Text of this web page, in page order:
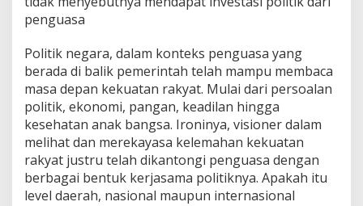
penguasa
Politik negara, dalam konteks penguasa yang
berada di balik pemerintah telah mampu membaca
masa depan kekuatan rakyat. Mulai dari persoalan
politik, ekonomi, pangan, keadilan hingga
kesehatan anak bangsa. Ironinya, visioner dalam
melihat dan merekayasa kelemahan kekuatan
rakyat justru telah dikantongi penguasa dengan
berbagai bentuk kerjasama politiknya. Apakah itu
level daerah, nasional maupun internasional